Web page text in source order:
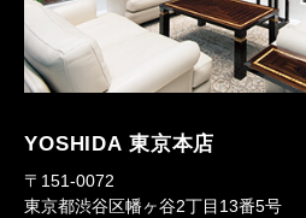
YOSHIDA 東京本店
〒151-0072
東京都渋谷区幡ヶ谷2丁目13番5号